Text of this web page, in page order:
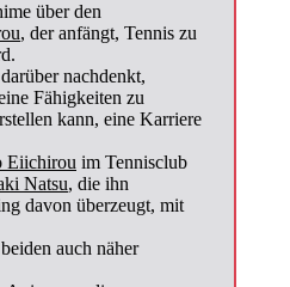
über den
, der anfängt, Tennis zu
nachdenkt,
Fähigkeiten zu
kann, eine Karriere
Eiichirou im Tennisclub
Natsu, die ihn
davon überzeugt, mit
auch näher